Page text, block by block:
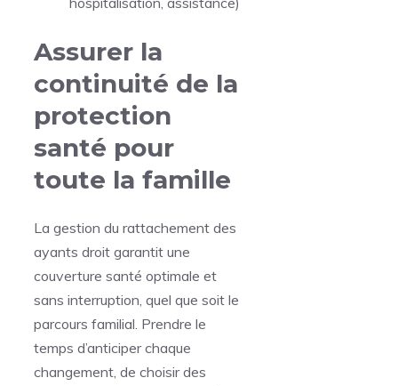
Assurer la
continuité de la
protection
santé pour
toute la famille
La gestion du rattachement des
ayants droit garantit une
couverture santé optimale et
sans interruption, quel que soit le
parcours familial. Prendre le
temps d’anticiper chaque
changement, de choisir des